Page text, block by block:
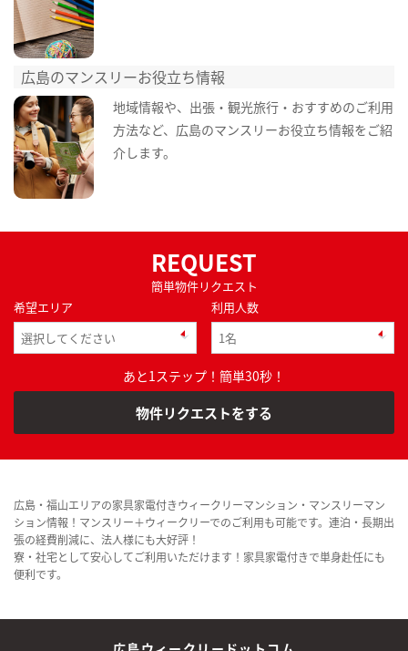
広島のマンスリーお役立ち情報
地域情報や、出張・観光旅行・おすすめのご利用
方法など、広島のマンスリーお役立ち情報をご紹
介します。
REQUEST
簡単物件リクエスト
希望エリア
利用人数
あと1ステップ！簡単30秒！
物件リクエストをする
広島・福山エリアの家具家電付きウィークリーマンション・マンスリーマン
ション情報！マンスリー＋ウィークリーでのご利用も可能です。連泊・長期出
張の経費削減に、法人様にも大好評！
寮・社宅として安心してご利用いただけます！家具家電付きで単身赴任にも
便利です。